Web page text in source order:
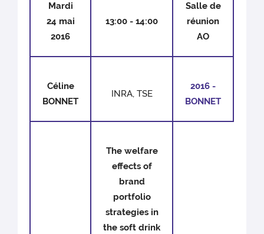
Mardi
24 mai
2016
13:00 - 14:00
Salle de
réunion
AO
Céline
BONNET
INRA, TSE
2016 -
BONNET
The welfare
effects of
brand
portfolio
strategies in
the soft drink